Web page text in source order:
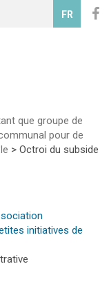
FR
que groupe de
pour de
> Octroi du subside
initiatives de